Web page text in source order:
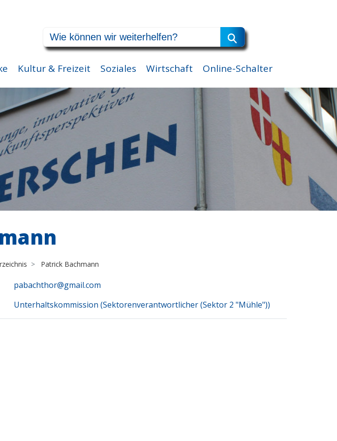
Kultur & Freizeit Soziales Wirtschaft Online-Schalter
Patrick Bachmann
pabachthor@gmail.com
Unterhaltskommission (Sektorenverantwortlicher (Sektor 2 "Mühle"))